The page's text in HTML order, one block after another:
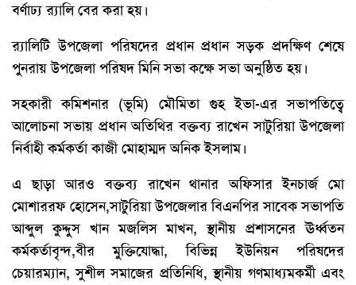
বর্ণাঢ্য র‍্যালি বের করা হয়।
র‍্যালিটি উপজেলা পরিষদের প্রধান প্রধান সড়ক প্রদক্ষিণ শেষে
পুনরায় উপজেলা পরিষদ মিনি সভা কক্ষে সভা অনুষ্ঠিত হয়।
সহকারী কমিশনার (ভূমি) মৌমিতা গুহ ইভা-এর সভাপতিত্বে
আলোচনা সভায় প্রধান অতিথির বক্তব্য রাখেন ​সাটুরিয়া উপজেলা
নির্বাহী কর্মকর্তা কাজী মোহাম্মদ অনিক ইসলাম।
এ ছাড়া আরও বক্তব্য রাখেন থানার অফিসার ইনচার্জ মো
মোশাররফ হোসেন,সাটুরিয়া উপজেলার বিএনপির সাবেক সভাপতি
আব্দুল কুদ্দুস খান মজলিস মাখন, স্থানীয় প্রশাসনের ঊর্ধ্বতন
কর্মকর্তাবৃন্দ,বীর মুক্তিযোদ্ধা, বিভিন্ন ইউনিয়ন পরিষদের
চেয়ারম্যান, সুশীল সমাজের প্রতিনিধি, স্থানীয় গণমাধ্যমকর্মী এবং